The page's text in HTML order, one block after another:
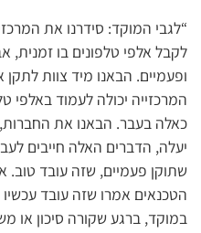
“לגבי המוקד: סידרנו את
לקבל אלפי טלפונים בו
ופעמיים. הבאנו מיד צוות
המרכזייה יכולה לעמוד באלפי
כאלה בעבר. הבאנו את
יעלה, הדברים האלה חייבים
שתוקן פעמיים, שזה עובד טוב.
הטכנאים אמרו שזה עובד
במוקד, ברגע שקורה סיכון או